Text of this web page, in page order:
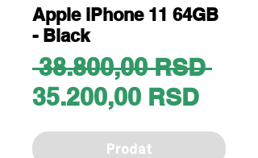
Apple iPhone 11 64GB
- Black
38.800,00 RSD
35.200,00 RSDSale
Price
Prodat